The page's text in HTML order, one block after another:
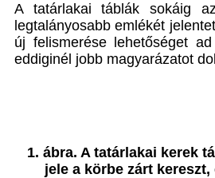
A tatárlakai táblák sokáig
legtalányosabb emlékét
új felismerése lehetőséget
eddiginél jobb magyarázatot
1. ábra. A tatárlakai kerek
jele a körbe zárt